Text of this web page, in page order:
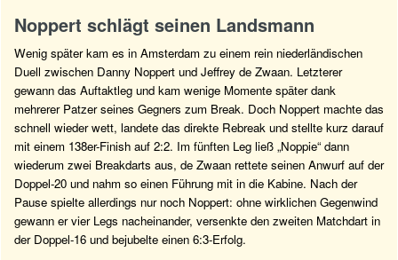
Noppert schlägt seinen Landsmann
Wenig später kam es in Amsterdam zu einem rein niederländischen
Duell zwischen Danny Noppert und Jeffrey de Zwaan. Letzterer
gewann das Auftaktleg und kam wenige Momente später dank
mehrerer Patzer seines Gegners zum Break. Doch Noppert machte das
schnell wieder wett, landete das direkte Rebreak und stellte kurz darauf
mit einem 138er-Finish auf 2:2. Im fünften Leg ließ „Noppie“ dann
wiederum zwei Breakdarts aus, de Zwaan rettete seinen Anwurf auf der
Doppel-20 und nahm so einen Führung mit in die Kabine. Nach der
Pause spielte allerdings nur noch Noppert: ohne wirklichen Gegenwind
gewann er vier Legs nacheinander, versenkte den zweiten Matchdart in
der Doppel-16 und bejubelte einen 6:3-Erfolg.